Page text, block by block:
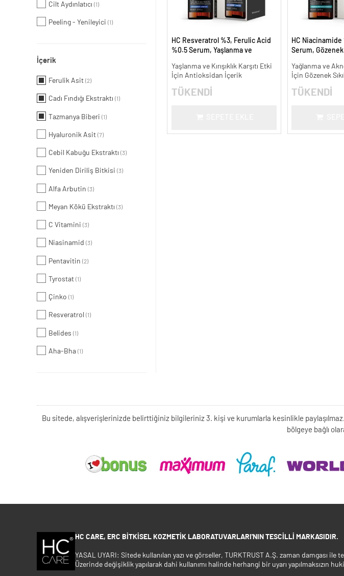
Cilt Aydınlatıcı (1)
Peeling - Yenileyici (1)
İçerik
Ferulik Asit (2)
Cadı Fındığı Ekstraktı (1)
Tazmanya Biberi (1)
Hyaluronik Asit (7)
Cebil Kabuğu Ekstraktı (3)
Yeniden Diriliş Bitkisi (3)
Alfa Arbutin (3)
Meyan Kökü Ekstraktı (3)
C Vitamini (3)
Niasinamid (3)
Pentavitin (2)
Tyrostat (1)
Çinko (1)
Resveratrol (1)
Belides (1)
Aha-Bha (1)
HC Resveratrol %3, Ferulic Acid
%0.5 Serum, Yaşlanma ve
Yaşlanma ve Kırışıklık Karşıtı Etki
İçin Antioksidan İçerik
TÜKENDİ
HC Niacinamide
Serum,
- 30 ml.
Yağlanma ve
İçin Gözenek
TÜKENDİ
Bu sitede, alışverişlerinizde belirttiğiniz bilgileriniz 3. kişi ve kurumlarla kesinlikle
bölgeye bağlı
HC CARE, ERC BITKISEL KOZMETIK LABORATUVARLARI'NIN TESCILLI MARKASIDIR.
YASAL UYARI: Sitede kullanılan yazı ve görseller, TURKTRUST A.Ş. zaman damgası ile
Üzerinde değişiklik yapılarak dahi kullanımı halinde herhangi bir uyarı yapılmaksızın